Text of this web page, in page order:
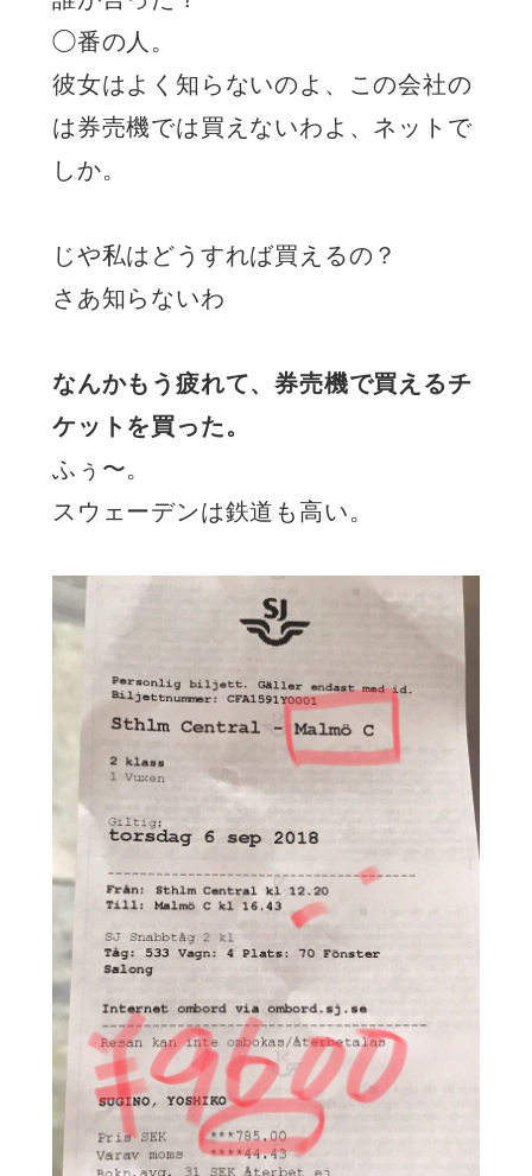
◯番の人。
彼女はよく知らないのよ、この会社の
は券売機では買えないわよ、ネットで
しか。
じや私はどうすれば買えるの？
さあ知らないわ
なんかもう疲れて、券売機で買えるチ
ケットを買った。
ふぅ〜。
スウェーデンは鉄道も高い。